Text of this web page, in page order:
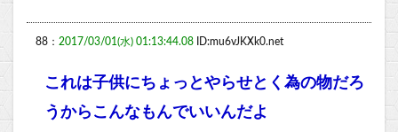
88： 2017/03/01(水) 01:13:44.08 ID:mu6vJKXk0.net
これは子供にちょっとやらせとく為の物だろ
うからこんなもんでいいんだよ